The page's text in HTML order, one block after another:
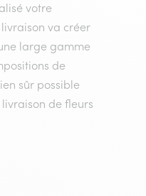
votre
va créer
large gamme
de
sûr possible
de fleurs